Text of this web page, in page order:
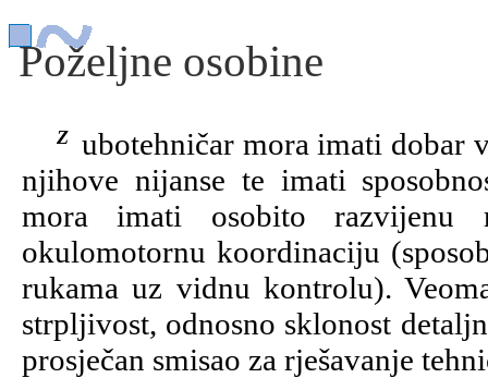
Poželjne osobine
Zubotehničar mora imati dobar vid na blizinu, mora dobro razlikovati boje i
njihove nijanse te imati
mora imati osobito razvijenu
okulomotornu koordinaciju
rukama uz vidnu kontrolu).
strpljivost, odnosno sklonost
prosječan smisao za rješavanje